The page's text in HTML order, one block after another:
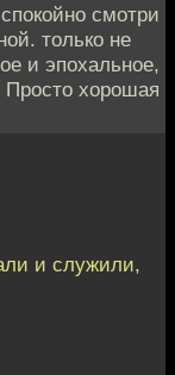
смотри
только не
и эпохальное,
Просто хорошая
и служили,